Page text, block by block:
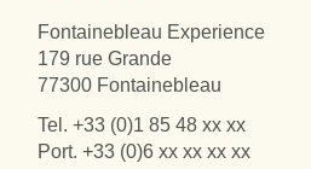
Fontainebleau Experience
179 rue Grande
77300 Fontainebleau
Tel.+33 (0)1 85 48 xx xx
Port.+33 (0)6 xx xx xx xx